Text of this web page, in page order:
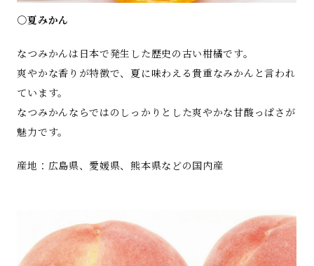
○夏みかん
なつみかんは日本で発生した歴史の古い柑橘です。
爽やかな香りが特徴で、夏に味わえる貴重なみかんと言われ
ています。
なつみかんならではのしっかりとした爽やかな甘酸っぱさが
魅力です。
産地：広島県、愛媛県、熊本県などの国内産